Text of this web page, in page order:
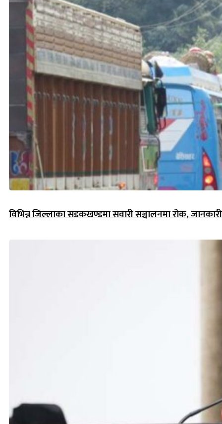
विभिन्न जिल्लाका सडकखण्डमा सवारी सञ्चालनमा रोक,